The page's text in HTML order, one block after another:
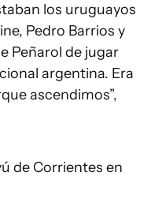
los uruguayos
Pedro Barrios y
Peñarol de jugar
argentina. Era
ascendimos”,
de Corrientes en